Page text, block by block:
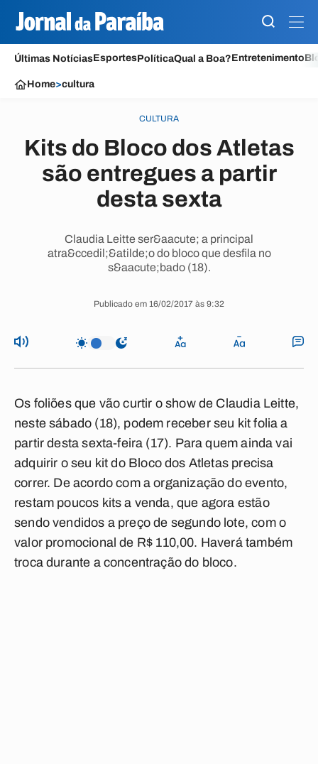
Últimas NotíciasEsportesPolíticaQual a Boa?Entretenimento
Home>cultura
CULTURA
Kits do Bloco dos Atletas
são entregues a partir
desta sexta
Claudia Leitte ser&aacute; a principal
atra&ccedil;&atilde;o do bloco que desfila no
s&aacute;bado (18).
Publicado em 16/02/2017 às 9:32
Os foliões que vão curtir o show de Claudia Leitte,
neste sábado (18), podem receber seu kit folia a
partir desta sexta-feira (17). Para quem ainda vai
adquirir o seu kit do Bloco dos Atletas precisa
correr. De acordo com a organização doevento,
restam poucos kits a venda, que agora estão
sendo vendidos a preço de segundo lote, com o
valor promocional de R$ 110,00. Haverá também
troca durante a concentração do bloco.